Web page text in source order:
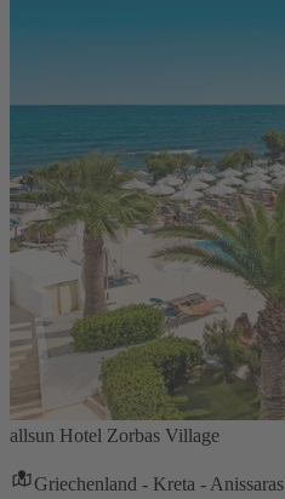
allsun Hotel Zorbas Village
Griechenland - Kreta - Anissaras